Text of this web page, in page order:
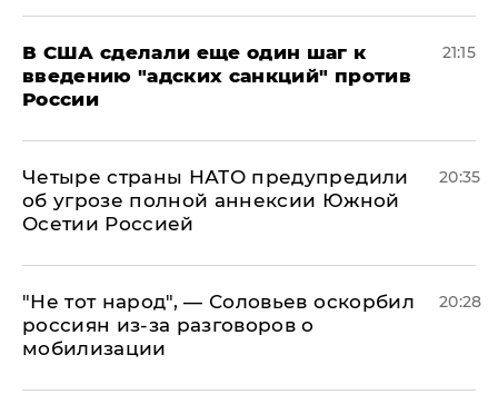
В США сделали еще один шаг к
введению "адских санкций" против
России
21:15
Четыре страны НАТО предупредили
об угрозе полной аннексии Южной
Осетии Россией
20:35
​"Не тот народ", — Соловьев оскорбил
россиян из-за разговоров о
мобилизации
20:28